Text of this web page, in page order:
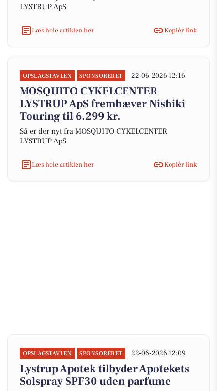
LYSTRUP ApS
Læs hele artiklen her Kopiér link
OPSLAGSTAVLEN SPONSORERET 22-06-2026 12:16
MOSQUITO CYKELCENTER
LYSTRUP ApS fremhæver Nishiki
Touring til 6.299 kr.
Så er der nyt fra MOSQUITO CYKELCENTER
LYSTRUP ApS
Læs hele artiklen her Kopiér link
OPSLAGSTAVLEN SPONSORERET 22-06-2026 12:09
Lystrup Apotek tilbyder Apotekets
Solspray SPF30 uden parfume